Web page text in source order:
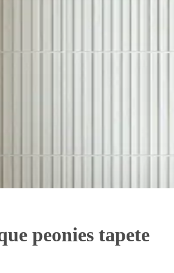
peonies tapete